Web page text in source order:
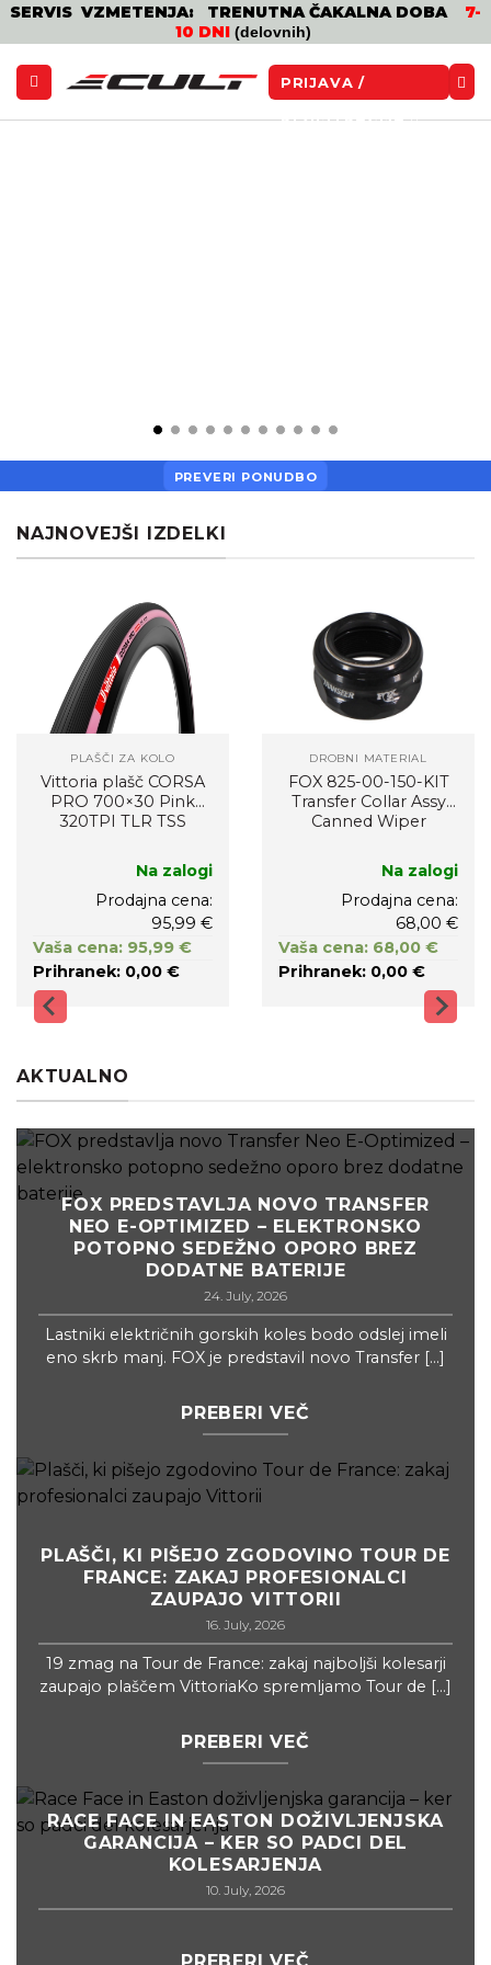
SERVIS VZMETENJA: TRENUTNA ČAKALNA DOBA 7-
10 DNI (delovnih)
PRIJAVA /
REGISTRACIJA
PREVERI PONUDBO
NAJNOVEJŠI IZDELKI
PLAŠČI ZA KOLO
Vittoria plašč CORSA
PRO 700×30 Pink
320TPI TLR TSS
Na zalogi
Prodajna cena:
95,99 €
Vaša cena: 95,99 €
Prihranek: 0,00 €
DROBNI MATERIAL
FOX 825-00-150-KIT
Transfer Collar Assy
Canned Wiper
Na zalogi
Prodajna cena:
68,00 €
Vaša cena: 68,00 €
Prihranek: 0,00 €
AKTUALNO
FOX PREDSTAVLJA NOVO TRANSFER
NEO E-OPTIMIZED – ELEKTRONSKO
POTOPNO SEDEŽNO OPORO BREZ
DODATNE BATERIJE
24. July, 2026
Lastniki električnih gorskih koles bodo odslej imeli
eno skrb manj. FOX je predstavil novo Transfer [...]
PREBERI VEČ
PLAŠČI, KI PIŠEJO ZGODOVINO TOUR DE
FRANCE: ZAKAJ PROFESIONALCI
ZAUPAJO VITTORII
16. July, 2026
19 zmag na Tour de France: zakaj najboljši kolesarji
zaupajo plaščem VittoriaKo spremljamo Tour de [...]
PREBERI VEČ
RACE FACE IN EASTON DOŽIVLJENJSKA
GARANCIJA – KER SO PADCI DEL
KOLESARJENJA
10. July, 2026